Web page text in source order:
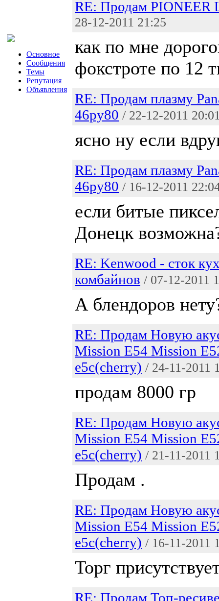
Основное
Сообщения
Темы
Репутация
Объявления
RE: Продам PIONEER
28-12-2011 21:25
как по мне
фокстроте по 12
RE: Продам плазму
46py80 / 22-12-2011
ясно ну если
RE: Продам плазму
46py80 / 16-12-2011
если битые
Донецк
RE: Kenwood - сток
комбайнов / 07-12-2011
А блендоров
RE: Продам Новую
Mission E54 Mission
e5c(cherry) / 24-11-2011
продам 8000 гр
RE: Продам Новую
Mission E54 Mission
e5c(cherry) / 21-11-2011
Продам .
RE: Продам Новую
Mission E54 Mission
e5c(cherry) / 16-11-2011
Торг
RE: Продам Топ-